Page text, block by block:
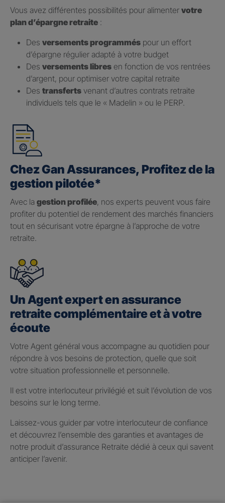
Vous avez différentes possibilités pour alimenter votre
plan d’épargne retraite :
Des versements programmés pour un effort
d’épargne régulier adapté à votre budget
Des versements libres en fonction de vos rentrées
d’argent, pour optimiser votre capital retraite
Des transferts venant d’autres contrats retraite
individuels tels que le « Madelin » ou le PERP.
Chez Gan Assurances, Profitez de la
gestion pilotée*
Avec la gestion profilée, nos experts peuvent vous faire
profiter du potentiel de rendement des marchés financiers
tout en sécurisant votre épargne à l’approche de votre
retraite.
Un Agent expert en assurance
retraite complémentaire et à votre
écoute
Votre Agent général vous accompagne au quotidien pour
répondre à vos besoins de protection, quelle que soit
votre situation professionnelle et personnelle.
Il est votre interlocuteur privilégié et suit l’évolution de vos
besoins sur le long terme.
Laissez-vous guider par votre interlocuteur de confiance
et découvrez l’ensemble des garanties et avantages de
notre produit d’assurance Retraite dédié à ceux qui savent
anticiper l’avenir.